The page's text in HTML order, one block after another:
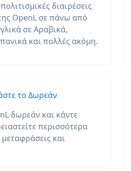
διαιρέσεις
OpenL σε πάνω από
σε Αραβικά,
και πολλές ακόμη.
το Δωρεάν
δωρεάν και κάντε
περισσότερα
και